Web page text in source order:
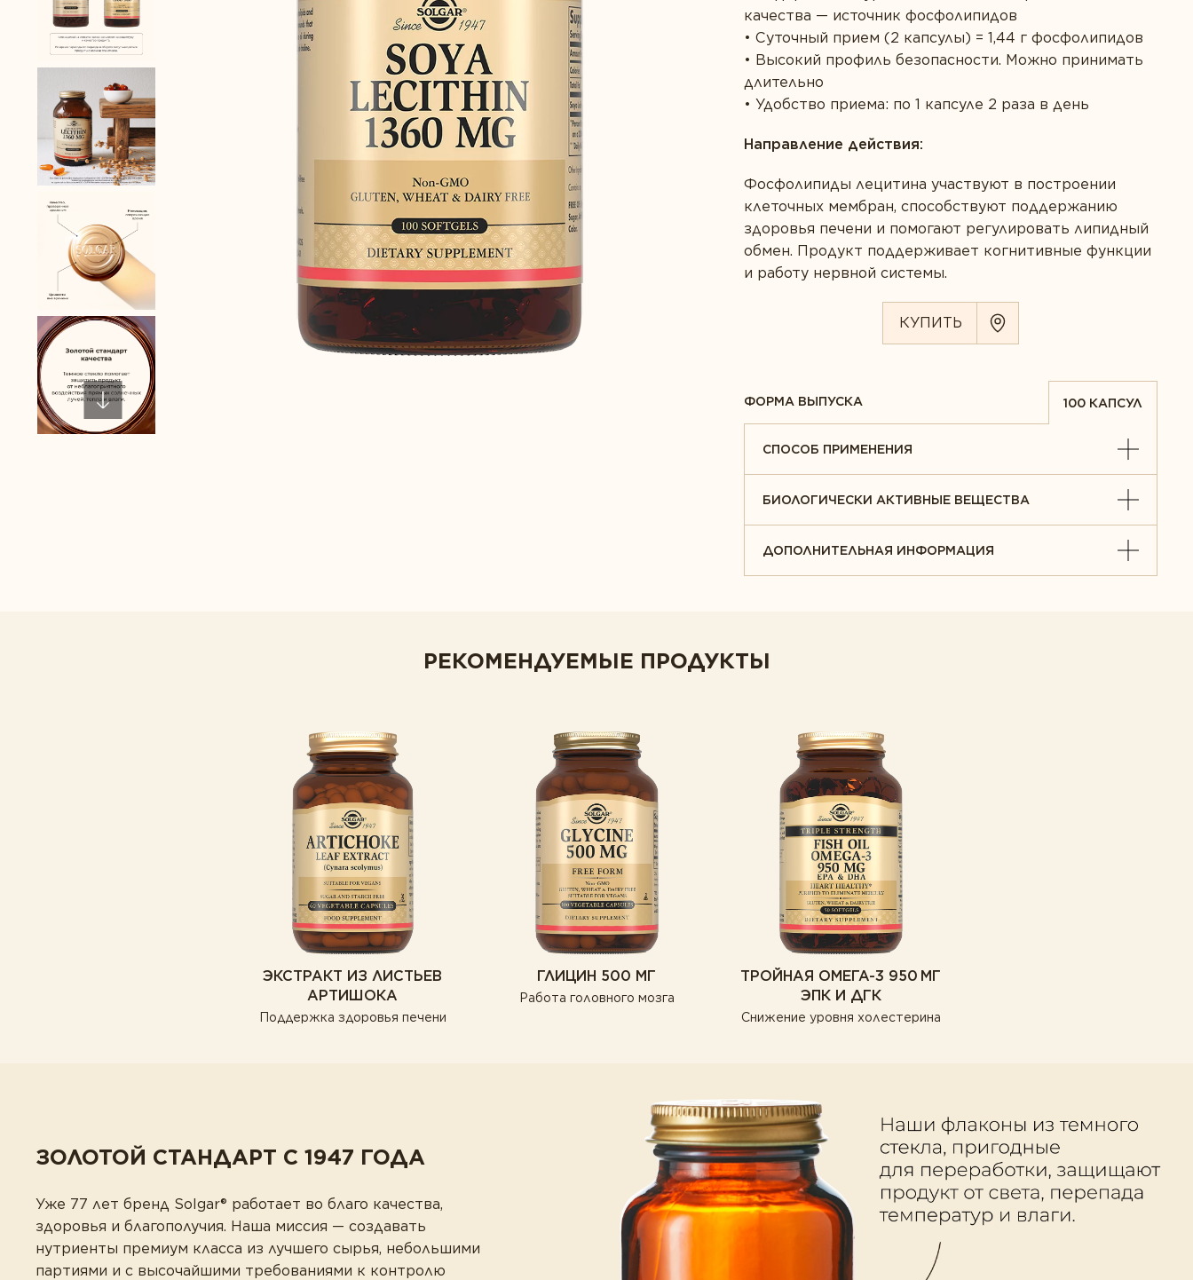
Забота о сердце
Защита зрения
Пробиотики
Спорт и фитнес
Пробиотики
качества — источник фосфолипидов
Суточный прием (2 капсулы) = 1,44 г фосфолипидов
Высокий профиль безопасности. Можно принимать
длительно
Удобство приема: по 1 капсуле 2 раза в день
Направление действия:
Фосфолипиды лецитина участвуют в построении
клеточных мембран, способствуют поддержанию
здоровья печени и помогают регулировать липидный
обмен. Продукт поддерживает когнитивные функции
и работу нервной системы.
КУПИТЬ
ФОРМА ВЫПУСКА 100 КАПСУЛ
СПОСОБ ПРИМЕНЕНИЯ
БИОЛОГИЧЕСКИ АКТИВНЫЕ ВЕЩЕСТВА
ДОПОЛНИТЕЛЬНАЯ ИНФОРМАЦИЯ
РЕКОМЕНДУЕМЫЕ ПРОДУКТЫ
ЭКСТРАКТ ИЗ ЛИСТЬЕВ
АРТИШОКА
Поддержка здоровья печени
ГЛИЦИН 500 МГ
Работа головного мозга
ТРОЙНАЯ ОМЕГА-3 950 МГ
ЭПК И ДГК
Снижение уровня холестерина
ЗОЛОТОЙ СТАНДАРТ С 1947 ГОДА
Уже 77 лет бренд Solgar® работает во благо качества,
здоровья и благополучия. Наша миссия — создавать
нутриенты премиум класса из лучшего сырья, небольшими
партиями и с высочайшими требованиями к контролю
ВЫ БЫ ПОРЕКОМЕНДОВАЛИ
ЭТОТ ПРОДУКТ СВОИМ БЛИЗКИМ?
ВАШ ПОЛ
ВАШ ВОЗРАСТ
ПРЕДСТАВЬТЕСЬ *
E-MAIL *